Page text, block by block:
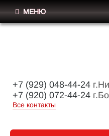
+7 (929) 048-44-24
+7 (920) 072-44-24
Все контакты
МЕНЮ